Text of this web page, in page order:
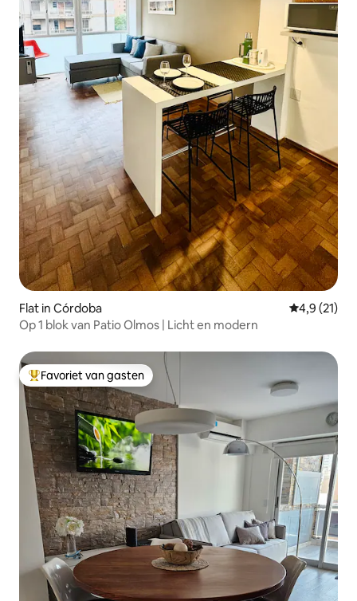
Flat in Córdoba
4,9 (21)
Op 1 blok van Patio Olmos | Licht en modern
Topfavoriet van gasten
Favoriet van gasten